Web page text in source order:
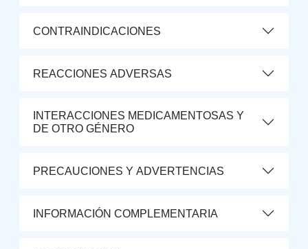
CONTRAINDICACIONES
REACCIONES ADVERSAS
INTERACCIONES MEDICAMENTOSAS Y
DE OTRO GÉNERO
PRECAUCIONES Y ADVERTENCIAS
INFORMACIÓN COMPLEMENTARIA